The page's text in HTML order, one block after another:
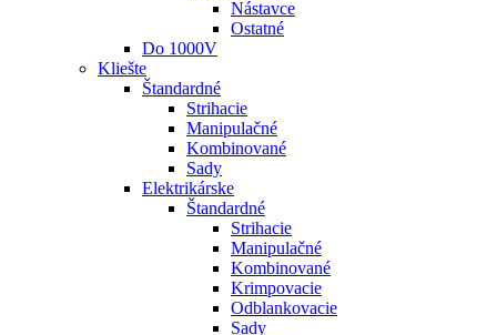
Nástavce
Ostatné
Do 1000V
Kliešte
Štandardné
Strihacie
Manipulačné
Kombinované
Sady
Elektrikárske
Štandardné
Strihacie
Manipulačné
Kombinované
Krimpovacie
Odblankovacie
Sady